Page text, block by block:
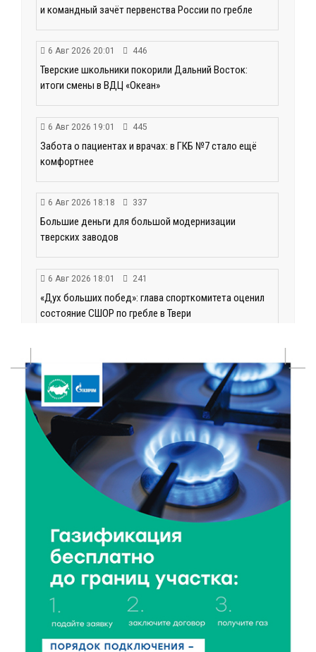
и командный зачёт первенства России по гребле
6 Авг 2026 20:01 446
Тверские школьники покорили Дальний Восток:
итоги смены в ВДЦ «Океан»
6 Авг 2026 19:01 445
Забота о пациентах и врачах: в ГКБ №7 стало ещё
комфортнее
6 Авг 2026 18:18 337
Большие деньги для большой модернизации
тверских заводов
6 Авг 2026 18:01 241
«Дух больших побед»: глава спорткомитета оценил
состояние СШОР по гребле в Твери
День рождения Светофора: в детском саду № 6
прошел необычный урок безопасности
6 Авг 2026 16:41 471
В Твери пройдёт дополнительный день приёма в
колледжи
281
Исследование: ежемесячная смена категорий
кешбэка создает волны спроса
6 Авг 2026 16:28 432
Тверские «Романтики» покорили Витебск своей
хореографией